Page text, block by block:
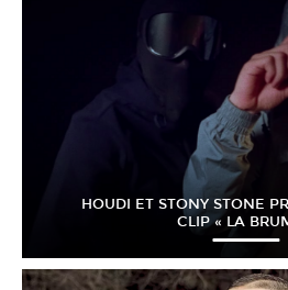
HOUDI ET STONY STONE
CLIP « LA